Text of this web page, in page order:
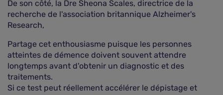
De son côté, la Dre Sheona Scales, directrice de la
recherche de l'association britannique Alzheimer's
Research,
Partage cet enthousiasme puisque les personnes
atteintes de démence doivent souvent attendre
longtemps avant d'obtenir un diagnostic et des
traitements.
Si ce test peut réellement accélérer le dépistage et